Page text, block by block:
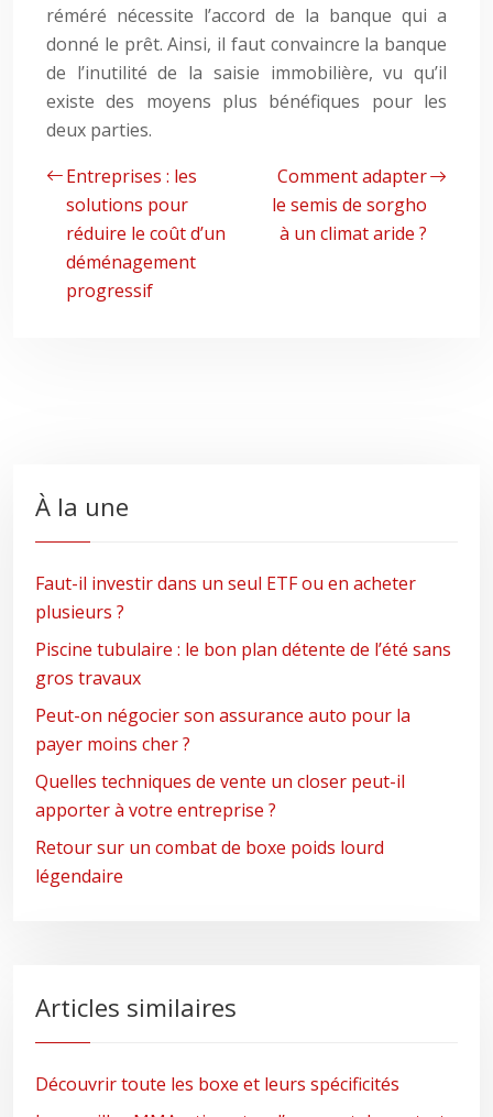
réméré nécessite l’accord de la banque qui a
donné le prêt. Ainsi, il faut convaincre la banque
de l’inutilité de la saisie immobilière, vu qu’il
existe des moyens plus bénéfiques pour les
deux parties.
Entreprises : les
solutions pour
réduire le coût d’un
déménagement
progressif
Comment adapter
le semis de sorgho
à un climat aride ?
À la une
Faut-il investir dans un seul ETF ou en acheter
plusieurs ?
Piscine tubulaire : le bon plan détente de l’été sans
gros travaux
Peut-on négocier son assurance auto pour la
payer moins cher ?
Quelles techniques de vente un closer peut-il
apporter à votre entreprise ?
Retour sur un combat de boxe poids lourd
légendaire
Articles similaires
Découvrir toute les boxe et leurs spécificités